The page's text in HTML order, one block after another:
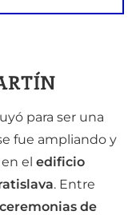
para ser una
fue ampliando y
el edificio
. Entre
ceremonias de